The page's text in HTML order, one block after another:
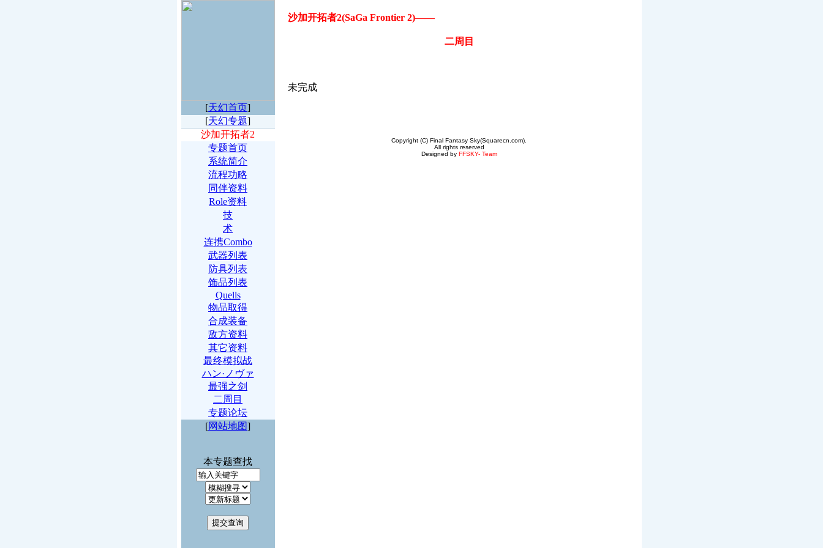
[天幻首页]
[天幻专题]
沙加开拓者2
专题首页
系统简介
流程功略
同伴资料
Role资料
技
术
连携Combo
武器列表
防具列表
饰品列表
Quells
物品取得
合成装备
敌方资料
其它资料
最终模拟战
ハン·ノヴァ
最强之剑
二周目
专题论坛
[网站地图]
本专题查找
沙加开拓者2(SaGa Frontier 2)——
二周目
未完成
Copyright (C) Final Fantasy Sky(Squarecn.com).
All rights reserved
Designed byFFSKY- Team